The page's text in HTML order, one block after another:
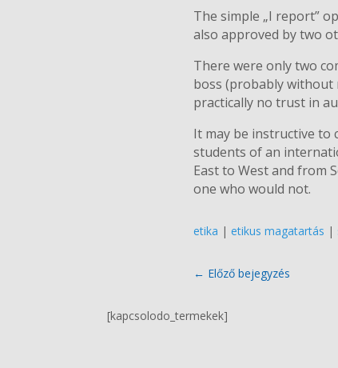
The simple „I report”
also approved by two
There were only two
boss (probably without
practically no trust in
It may be instructive to
students of an
East to West and from
one who would not.
etika | etikus magatartás |
← Előző bejegyzés
[kapcsolodo_termekek]